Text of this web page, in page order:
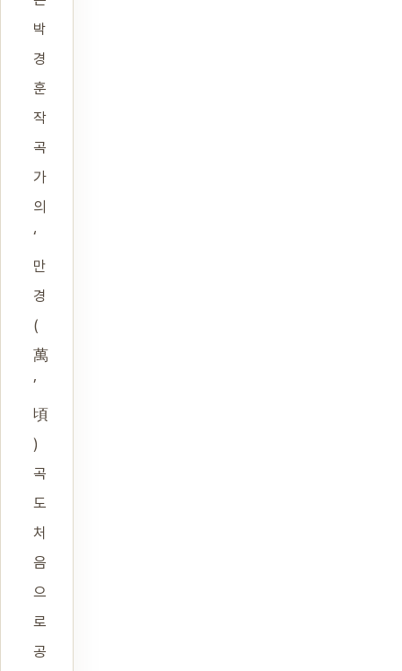
박
경
훈
작
곡
가
의
‘
만
경
(
萬
’
頃
)
곡
도
처
음
으
로
공